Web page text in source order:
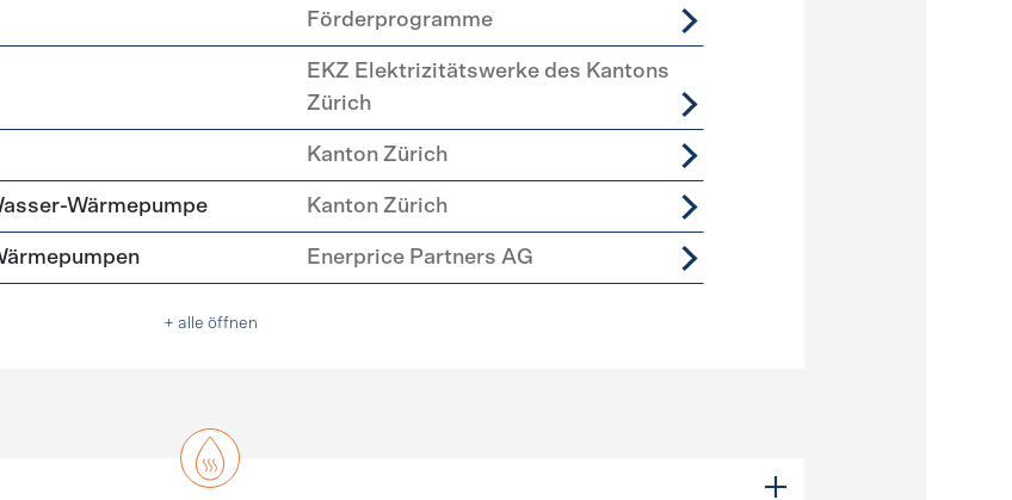
Förderprogramme
EKZ Elektrizitätswerke des Kantons
Zürich
Kanton Zürich
Wärmepumpe Kanton Zürich
Enerprice Partners AG
+ alle öffnen